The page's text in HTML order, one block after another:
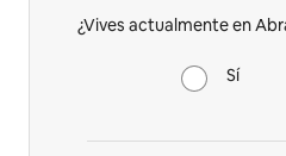
¿Vives actualmente en
Sí